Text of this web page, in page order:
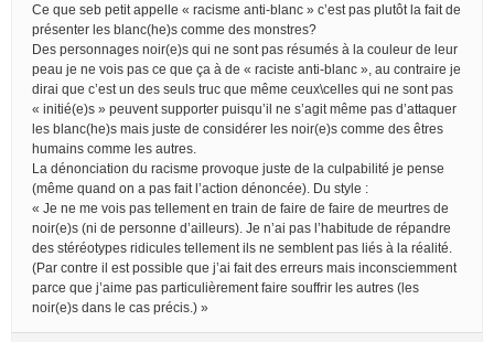
Ce que seb petit appelle « racisme anti-blanc » c’est pas plutôt la fait de
présenter les blanc(he)s comme des monstres?
Des personnages noir(e)s qui ne sont pas résumés à la couleur de leur
peau je ne vois pas ce que ça à de « raciste anti-blanc », au contraire je
dirai que c’est un des seuls truc que même ceux\celles qui ne sont pas
« initié(e)s » peuvent supporter puisqu’il ne s’agit même pas d’attaquer
les blanc(he)s mais juste de considérer les noir(e)s comme des êtres
humains comme les autres.
La dénonciation du racisme provoque juste de la culpabilité je pense
(même quand on a pas fait l’action dénoncée). Du style :
« Je ne me vois pas tellement en train de faire de faire de meurtres de
noir(e)s (ni de personne d’ailleurs). Je n’ai pas l’habitude de répandre
des stéréotypes ridicules tellement ils ne semblent pas liés à la réalité.
(Par contre il est possible que j’ai fait des erreurs mais inconsciemment
parce que j’aime pas particulièrement faire souffrir les autres (les
noir(e)s dans le cas précis.) »